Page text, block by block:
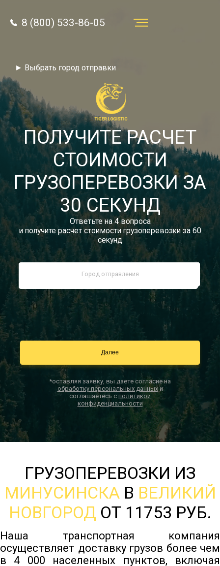
8 (800) 533-86-05
Звонок по России бесплатный
autotransport24@yandex.ru
Заказать звонок
Тарифы
Отзывы
Статьи
Новости
Документы
Контакты
► Выбрать город отправки
8 (800) 533-86-05
ПОЛУЧИТЕ РАСЧЕТ
СТОИМОСТИ
ГРУЗОПЕРЕВОЗКИ ЗА
30 СЕКУНД
Ответьте на 4 вопроса
и получите расчет стоимости грузоперевозки за 60
секунд
*оставляя заявку, вы даете согласие на
обработку персональных данныхи
соглашаетесь с политикой
конфиденциальности
ГРУЗОПЕРЕВОЗКИ ИЗ
МИНУСИНСКАВ ВЕЛИКИЙ
НОВГОРОД ОТ 11753 РУБ.
Наша транспортная компания
осуществляет доставку грузов более чем
в 4 000 населенных пунктов, включая